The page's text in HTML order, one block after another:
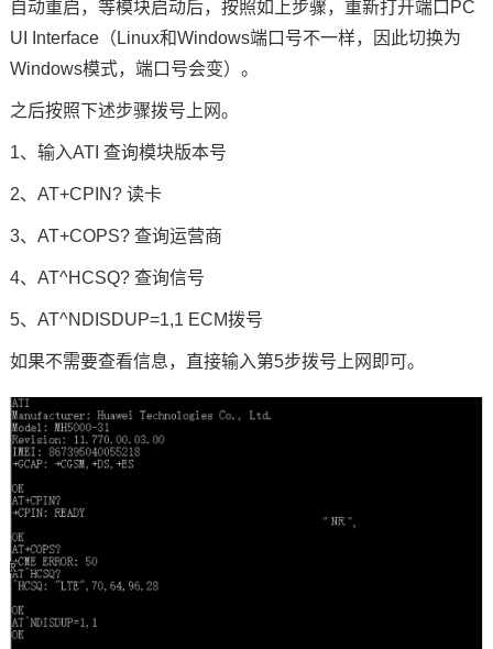
自动重启，等模块启动后，按照如上步骤，重新打开端口PC
UI Interface（Linux和Windows端口号不一样，因此切换为
Windows模式，端口号会变）。
之后按照下述步骤拨号上网。
1、输入ATI 查询模块版本号
2、AT+CPIN? 读卡
3、AT+COPS? 查询运营商
4、AT^HCSQ? 查询信号
5、AT^NDISDUP=1,1 ECM拨号
如果不需要查看信息，直接输入第5步拨号上网即可。